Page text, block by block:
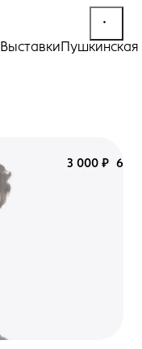
ВыставкиПушкинская
3 000 ₽ 6+